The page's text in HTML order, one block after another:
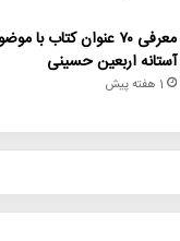
معرفی ۷۰ عنوان کتاب
آستانه اربعین حسینی
1 هفته پیش